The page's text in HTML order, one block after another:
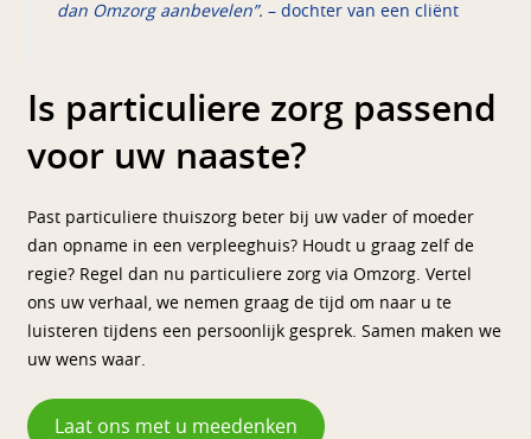
dan Omzorg aanbevelen”.– dochter van een cliënt
Is particuliere zorg passend
voor uw naaste?
Past particuliere thuiszorg beter bij uw vader of moeder
dan opname in een verpleeghuis? Houdt u graag zelf de
regie? Regel dan nu particuliere zorg via Omzorg. Vertel
ons uw verhaal, we nemen graag de tijd om naar u te
luisteren tijdens een persoonlijk gesprek. Samen maken we
uw wens waar.
Laat ons met u meedenken